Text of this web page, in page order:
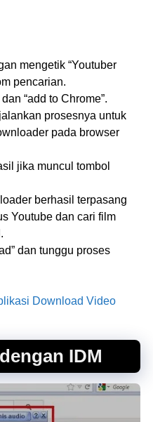
mengetik “Youtuber
pencarian.
“add to Chrome”.
prosesnya untuk
pada browser
jika muncul tombol
berhasil terpasang
Youtube dan cari film
dan tunggu proses
Download Video
IDM